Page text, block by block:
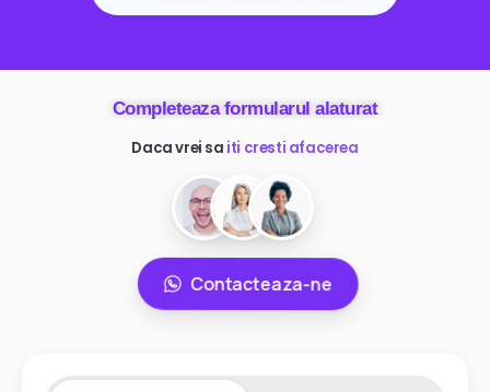
Completeaza formularul alaturat
Daca vrei sa ai mai multi clienti
Contacteaza-ne